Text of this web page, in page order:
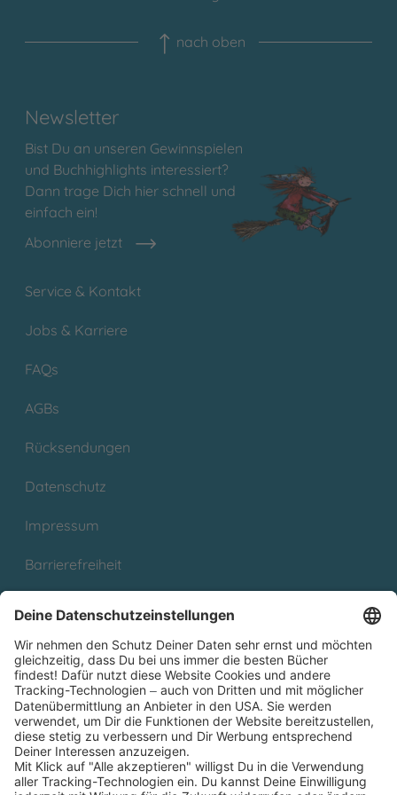
nach oben
Newsletter
Bist Du an unseren Gewinnspielen
und Buchhighlights interessiert?
Dann trage Dich hier schnell und
einfach ein!
Abonniere jetzt
Service & Kontakt
Jobs & Karriere
FAQs
AGBs
Rücksendungen
Datenschutz
Impressum
Barrierefreiheit
Partnerprogramm (Affiliate)
Folge uns auf